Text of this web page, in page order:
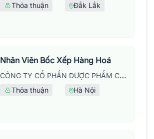
Thỏa thuận Đắk Lắk
Nhân Viên Bốc Xếp Hàng Hoá
CÔNG TY CỔ PHẦN DƯỢC PHẨM CPC1 HÀ NỘI
Thỏa thuận Hà Nội